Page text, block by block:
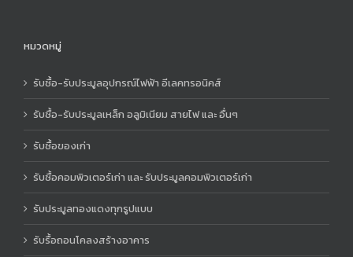
หมวดหมู่
รับซื้อ-รับประมูลอุปกรณ์ไฟฟ้า อีเลคทรอนิคส์
รับซื้อ-รับประมูลเหล็ก อลูมิเนียม สายไฟ และ อื่นๆ
รับซื้อของเก่า
รับซื้อคอมพิวเตอร์เก่า และ รับประมูลคอมพิวเตอร์เก่า
รับประมูลทองแดงทุกรูปแบบ
รับรื้อถอนโคลงสร้างอาคาร